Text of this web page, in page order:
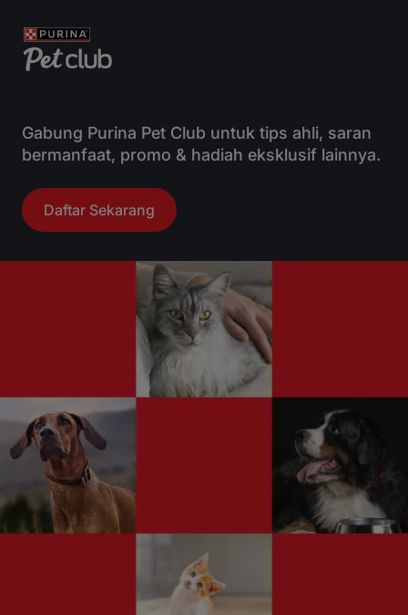
Gabung Purina Pet Club untuk tips ahli, saran
bermanfaat, promo & hadiah eksklusif lainnya.
Daftar Sekarang